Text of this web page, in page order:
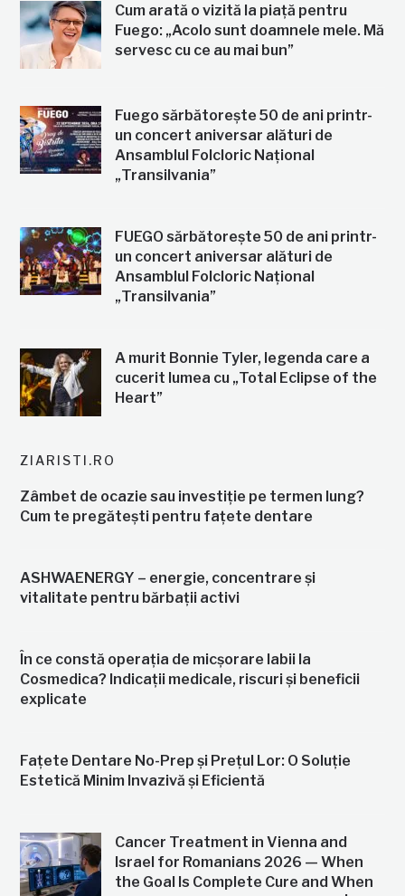
Cum arată o vizită la piață pentru
Fuego: „Acolo sunt doamnele mele. Mă
servesc cu ce au mai bun”
Fuego sărbătorește 50 de ani printr-
un concert aniversar alături de
Ansamblul Folcloric Național
„Transilvania”
FUEGO sărbătorește 50 de ani printr-
un concert aniversar alături de
Ansamblul Folcloric Național
„Transilvania”
A murit Bonnie Tyler, legenda care a
cucerit lumea cu „Total Eclipse of the
Heart”
ZIARISTI.RO
Zâmbet de ocazie sau investiție pe termen lung?
Cum te pregătești pentru fațete dentare
ASHWAENERGY – energie, concentrare și
vitalitate pentru bărbații activi
În ce constă operația de micșorare labii la
Cosmedica? Indicații medicale, riscuri și beneficii
explicate
Fațete Dentare No-Prep și Prețul Lor: O Soluție
Estetică Minim Invazivă și Eficientă
Cancer Treatment in Vienna and
Israel for Romanians 2026 — When
the Goal Is Complete Cure and When